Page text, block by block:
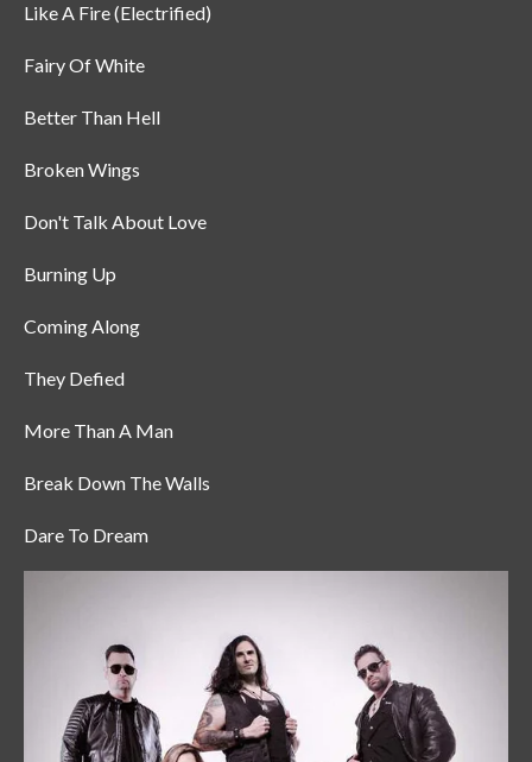
Like A Fire (Electrified)
Fairy Of White
Better Than Hell
Broken Wings
Don't Talk About Love
Burning Up
Coming Along
They Defied
More Than A Man
Break Down The Walls
Dare To Dream